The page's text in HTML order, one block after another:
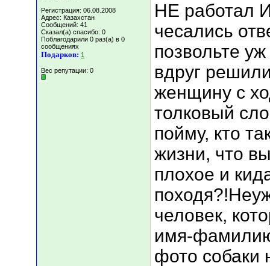
Регистрация: 06.08.2008
Адрес: Казахстан
Сообщений: 41
Сказал(а) спасибо: 0
Поблагодарили 0 раз(а) в 0
сообщениях
Подарков: 1
Вес репутации: 0
НЕ работал
чесались
позвольте
вдруг
женщину с
толковый
пойму, кто
жизни, что
плохое и
человек,
имя-
фото собаки